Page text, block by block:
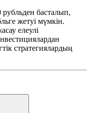
рубльден басталып,
жетуі мүмкін.
елеулі
стратегиялардың